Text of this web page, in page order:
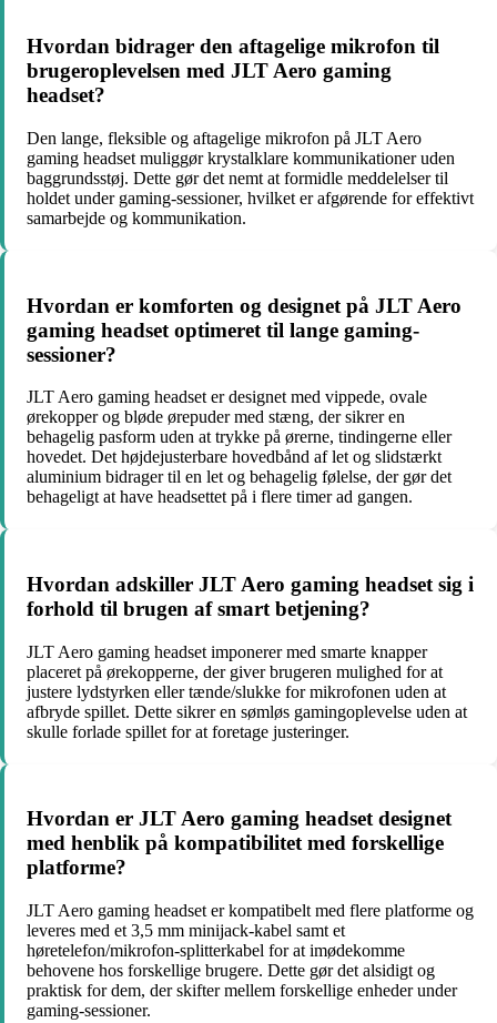
Hvordan bidrager den aftagelige mikrofon til
brugeroplevelsen med JLT Aero gaming
headset?
Den lange, fleksible og aftagelige mikrofon på JLT Aero
gaming headset muliggør krystalklare kommunikationer uden
baggrundsstøj. Dette gør det nemt at formidle meddelelser til
holdet under gaming-sessioner, hvilket er afgørende for effektivt
samarbejde og kommunikation.
Hvordan er komforten og designet på JLT Aero
gaming headset optimeret til lange gaming-
sessioner?
JLT Aero gaming headset er designet med vippede, ovale
ørekopper og bløde ørepuder med stæng, der sikrer en
behagelig pasform uden at trykke på ørerne, tindingerne eller
hovedet. Det højdejusterbare hovedbånd af let og slidstærkt
aluminium bidrager til en let og behagelig følelse, der gør det
behageligt at have headsettet på i flere timer ad gangen.
Hvordan adskiller JLT Aero gaming headset sig i
forhold til brugen af smart betjening?
JLT Aero gaming headset imponerer med smarte knapper
placeret på ørekopperne, der giver brugeren mulighed for at
justere lydstyrken eller tænde/slukke for mikrofonen uden at
afbryde spillet. Dette sikrer en sømløs gamingoplevelse uden at
skulle forlade spillet for at foretage justeringer.
Hvordan er JLT Aero gaming headset designet
med henblik på kompatibilitet med forskellige
platforme?
JLT Aero gaming headset er kompatibelt med flere platforme og
leveres med et 3,5 mm minijack-kabel samt et
høretelefon/mikrofon-splitterkabel for at imødekomme
behovene hos forskellige brugere. Dette gør det alsidigt og
praktisk for dem, der skifter mellem forskellige enheder under
gaming-sessioner.